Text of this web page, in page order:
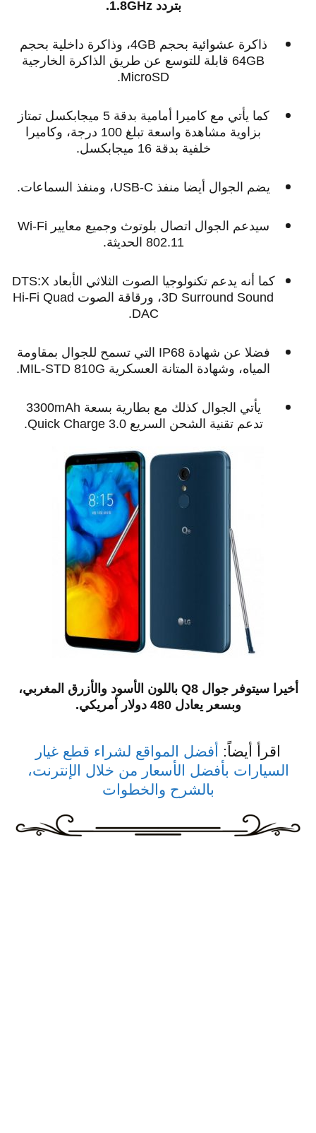
بتردد 1.8GHz.
ذاكرة عشوائية بحجم 4GB، وذاكرة داخلية بحجم
64GB قابلة للتوسع عن طريق الذاكرة الخارجية
MicroSD.
كما يأتي مع كاميرا أمامية بدقة 5 ميجابكسل تمتاز
بزاوية مشاهدة واسعة تبلغ 100 درجة، وكاميرا
خلفية بدقة 16 ميجابكسل.
يضم الجوال أيضا منفذ USB-C، ومنفذ السماعات.
سيدعم الجوال اتصال بلوتوث وجميع معايير Wi-Fi
802.11 الحديثة.
كما أنه يدعم تكنولوجيا الصوت الثلاثي الأبعاد DTS:X
3D Surround Sound، ورقاقة الصوت Hi-Fi Quad
DAC.
فضلا عن شهادة IP68 التي تسمح للجوال بمقاومة
المياه، وشهادة المتانة العسكرية MIL-STD 810G.
يأتي الجوال كذلك مع بطارية بسعة 3300mAh
تدعم تقنية الشحن السريع Quick Charge 3.0.
أخيرا سيتوفر جوال Q8 باللون الأسود والأزرق المغربي،
وبسعر يعادل 480 دولار أمريكي.
اقرأ أيضاً:
أفضل المواقع لشراء قطع غيار
السيارات بأفضل الأسعار من خلال الإنترنت،
بالشرح والخطوات